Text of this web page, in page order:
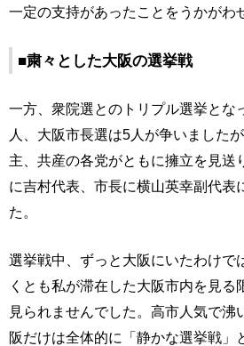
一定の支持があったことをうかがわ
■粛々とした大阪の選挙戦
一方、衆院選とのトリプル選挙とな
人、大阪市長選は5人が争いました
主、共産の各党がともに擁立を見送
に吉村代表、市長に横山英幸副代表
た。
選挙戦中、ずっと大阪にいたわけで
くとも私が滞在した大阪市内を見る
見られませんでした。高市人気で沸
阪だけは全体的に「静かな選挙戦」